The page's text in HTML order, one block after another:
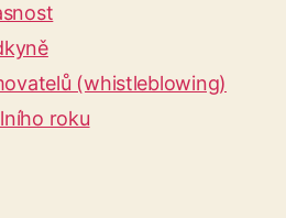
(whistleblowing)
roku